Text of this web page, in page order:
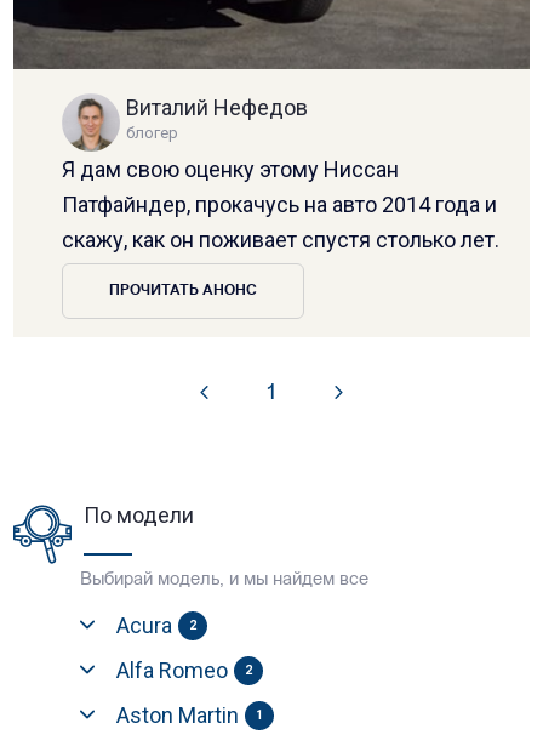
Виталий Нефедов
блогер
Я дам свою оценку этому Ниссан
Патфайндер, прокачусь на авто 2014 года и
скажу, как он поживает спустя столько лет.
ПРОЧИТАТЬ АНОНС
1
По модели
Выбирай модель, и мы найдем все
Acura 2
Alfa Romeo 2
Aston Martin 1